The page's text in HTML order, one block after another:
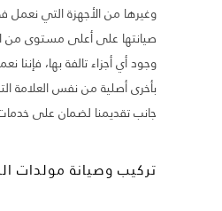
وغيرها من الأجهزة التي
صيانتها على أعلى مستوى من
وجود أي أجزاء تالفة بها، فإننا
بأخرى أصلية من نفس العلامة
جانب تقديمنا لضمان على
تركيب وصيانة مولدات